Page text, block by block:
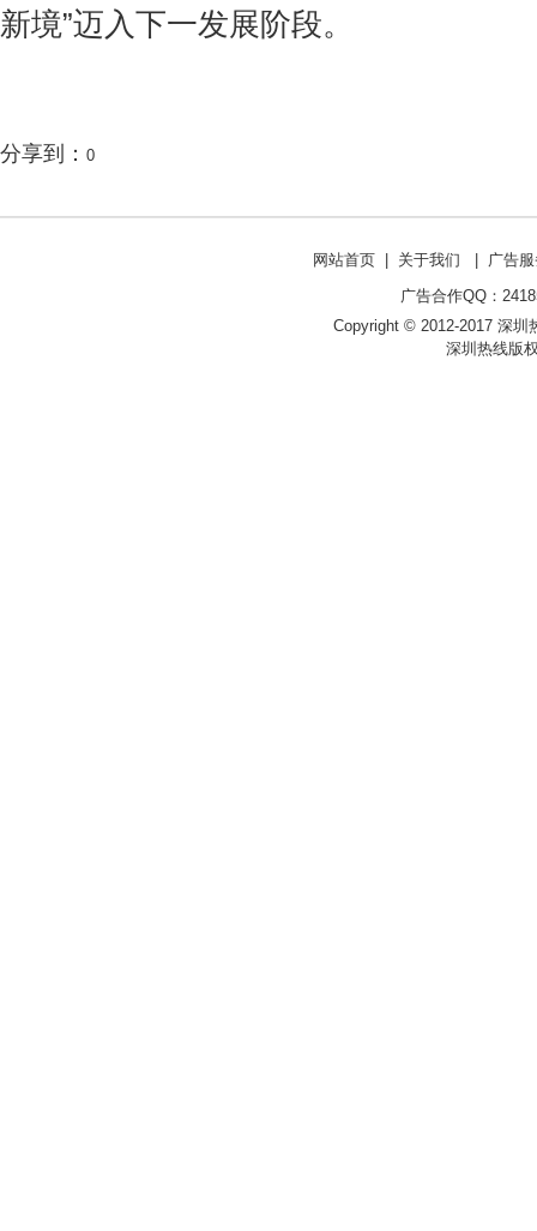
新境”迈入下一发展阶段。
分享到： 0
网站首页 关于我们
广告
广告合作QQ：
Copyright © 2012-2017 深圳
深圳热线版